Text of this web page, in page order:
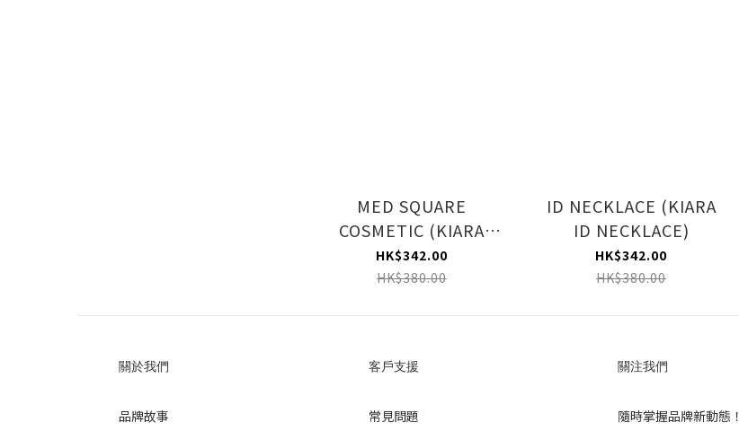
MED SQUARE
COSMETIC (KIARA
COSMETIC)
HK$342.00
HK$380.00
ID NECKLACE (KIARA
ID NECKLACE)
HK$342.00
HK$380.00
關於我們
品牌故事
客戶支援
常見問題
關注我們
隨時掌握品牌新動態！